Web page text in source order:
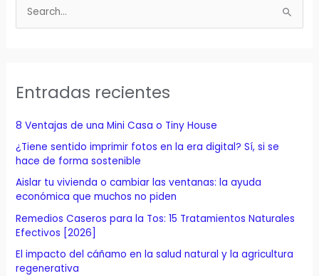
r
p
r
:
Entradas recientes
8 Ventajas de una Mini Casa o Tiny House
¿Tiene sentido imprimir fotos en la era digital? Sí, si se
hace de forma sostenible
Aislar tu vivienda o cambiar las ventanas: la ayuda
económica que muchos no piden
Remedios Caseros para la Tos: 15 Tratamientos Naturales
Efectivos [2026]
El impacto del cáñamo en la salud natural y la agricultura
regenerativa